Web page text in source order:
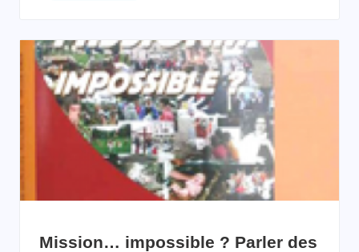
Mission… impossible ? Parler des